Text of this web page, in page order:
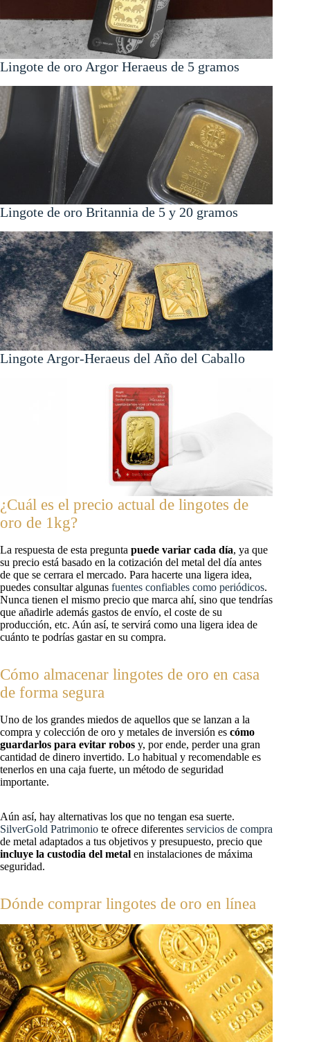
Lingote de oro Argor Heraeus de 5 gramos
Lingote de oro Britannia de 5 y 20 gramos
Lingote Argor-Heraeus del Año del Caballo
¿Cuál es el precio actual de lingotes de
oro de 1kg?
La respuesta de esta pregunta puede variar cada día, ya que
su precio está basado en la cotización del metal del día antes
de que se cerrara el mercado. Para hacerte una ligera idea,
puedes consultar algunas fuentes confiables como periódicos.
Nunca tienen el mismo precio que marca ahí, sino que tendrías
que añadirle además gastos de envío, el coste de su
producción, etc. Aún así, te servirá como una ligera idea de
cuánto te podrías gastar en su compra.
Cómo almacenar lingotes de oro en casa
de forma segura
Uno de los grandes miedos de aquellos que se lanzan a la
compra y colección de oro y metales de inversión es cómo
guardarlos para evitar robos y, por ende, perder una gran
cantidad de dinero invertido. Lo habitual y recomendable es
tenerlos en una caja fuerte, un método de seguridad
importante.
Aún así, hay alternativas los que no tengan esa suerte.
SilverGold Patrimonio te ofrece diferentes servicios de compra
de metal adaptados a tus objetivos y presupuesto, precio que
incluye la custodia del metal en instalaciones de máxima
seguridad.
Dónde comprar lingotes de oro en línea